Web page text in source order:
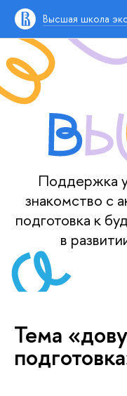
Высшая школа
Поддержка
знакомство с
подготовка к
в
Тема